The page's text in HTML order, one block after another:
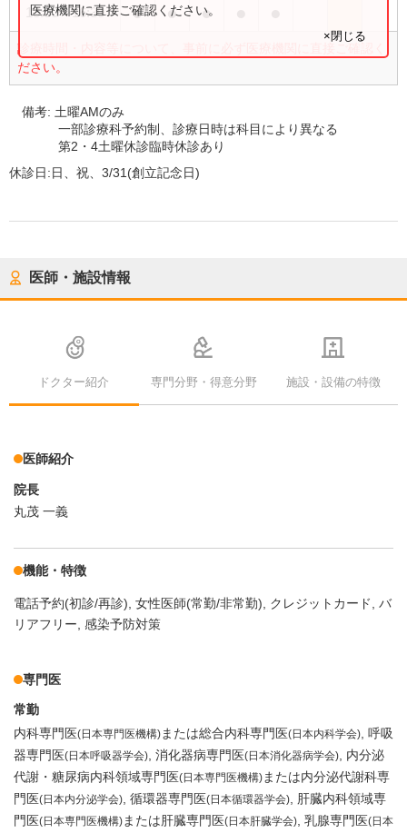
13:00〜16:30 ● ● ●
診療時間・内容等について、事前に必ず医療機関に直接ご確認く
ださい。
医療機関に直接ご確認ください。
×閉じる
備考: 土曜AMのみ
一部診療科予約制、診療日時は科目により異なる
第2・4土曜休診臨時休診あり
休診日:日、祝、3/31(創立記念日)
医師・施設情報
ドクター紹介 専門分野・得意分野 施設・設備の特徴
医師紹介
院長
丸茂 一義
機能・特徴
電話予約(初診/再診) 女性医師(常勤/非常勤) クレジットカード
バ
リアフリー 感染予防対策
専門医
常勤
内科専門医(日本専門医機構)または総合内科専門医(日本内科学会) 呼吸
器専門医(日本呼吸器学会) 消化器病専門医(日本消化器病学会)
内分泌
代謝・糖尿病内科領域専門医(日本専門医機構)または内分泌代謝科専
門医(日本内分泌学会) 循環器専門医(日本循環器学会)
肝臓内科領域専
門医(日本専門医機構)または肝臓専門医(日本肝臓学会) 乳腺専門医(日本